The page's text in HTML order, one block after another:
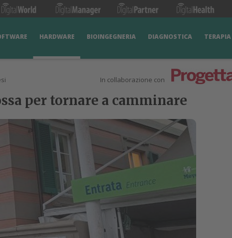
HARDWARE BIOINGEGNERIA DIAGNOSTICA TERAPIA
In collaborazione con
per tornare a camminare